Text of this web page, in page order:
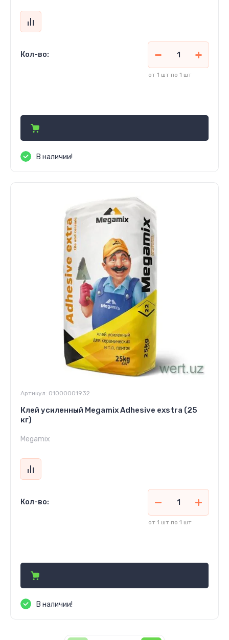
Кол-во:
от 1 шт по 1 шт
В наличии!
Артикул: 01000001932
Клей усиленный Megamix Adhesive exstra (25
кг)
Megamix
Кол-во:
от 1 шт по 1 шт
В наличии!